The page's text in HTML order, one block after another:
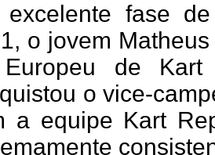
excelente fase
o jovem
de
o vice-
a equipe Kart